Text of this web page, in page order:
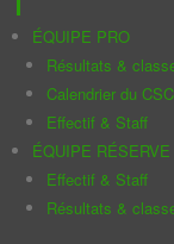
ÉQUIPE PRO
Résultats &
Calendrier du CSC
Effectif & Staff
ÉQUIPE RÉSERVE
Effectif & Staff
Résultats &